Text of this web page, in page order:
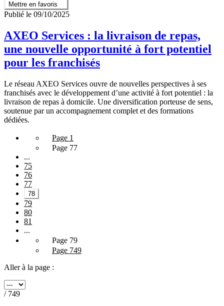
Mettre en favoris
Publié le 09/10/2025
AXEO Services : la livraison de repas,
une nouvelle opportunité à fort potentiel
pour les franchisés
Le réseau AXEO Services ouvre de nouvelles perspectives à ses
franchisés avec le développement d’une activité à fort potentiel : la
livraison de repas à domicile. Une diversification porteuse de sens,
soutenue par un accompagnement complet et des formations
dédiées.
Page 1
Page 77
...
75
76
77
78
79
80
81
...
Page 79
Page 749
Aller à la page :
/ 749